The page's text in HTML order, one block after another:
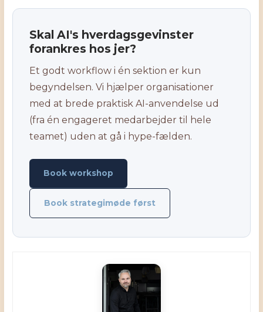
Skal AI's hverdagsgevinster
forankres hos jer?
Et godt workflow i én sektion er kun
begyndelsen. Vi hjælper organisationer
med at brede praktisk AI-anvendelse ud
(fra én engageret medarbejder til hele
teamet) uden at gå i hype-fælden.
Book workshop
Book strategimøde først